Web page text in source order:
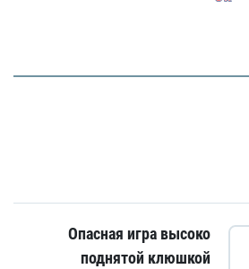
Опасная игра высоко
поднятой клюшкой